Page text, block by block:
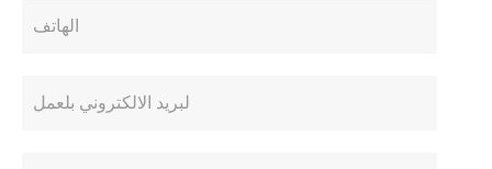
الهاتف
لبريد الالكتروني بلعمل